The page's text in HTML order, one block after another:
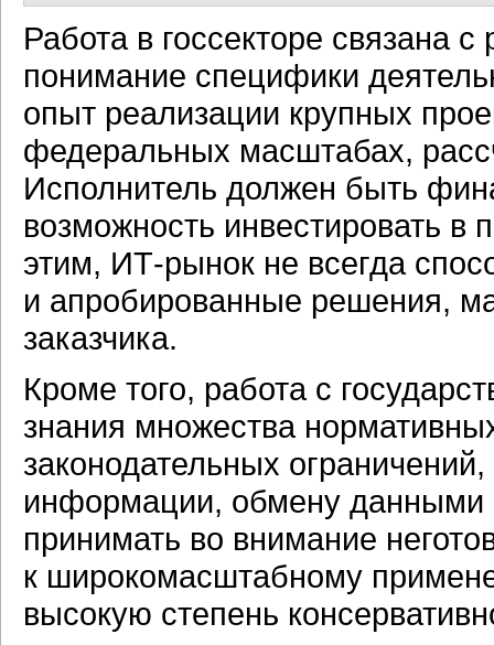
Работа в госсекторе связана
понимание специфики
опыт реализации крупных
федеральных масштабах,
Исполнитель должен быть
возможность инвестировать в
этим, ИТ-рынок не всегда
и апробированные решения,
заказчика.
Кроме того, работа с
знания множества
законодательных
информации, обмену
принимать во внимание
к широкомасштабному
высокую степень